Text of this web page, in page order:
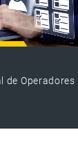
de Operadores